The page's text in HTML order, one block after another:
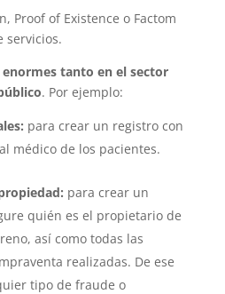
Proof of Existence o Factom
servicios.
tanto en el sector
. Por ejemplo:
para crear un registro con
médico de los pacientes.
para crear un
quién es el propietario de
así como todas las
realizadas. De ese
tipo de fraude o